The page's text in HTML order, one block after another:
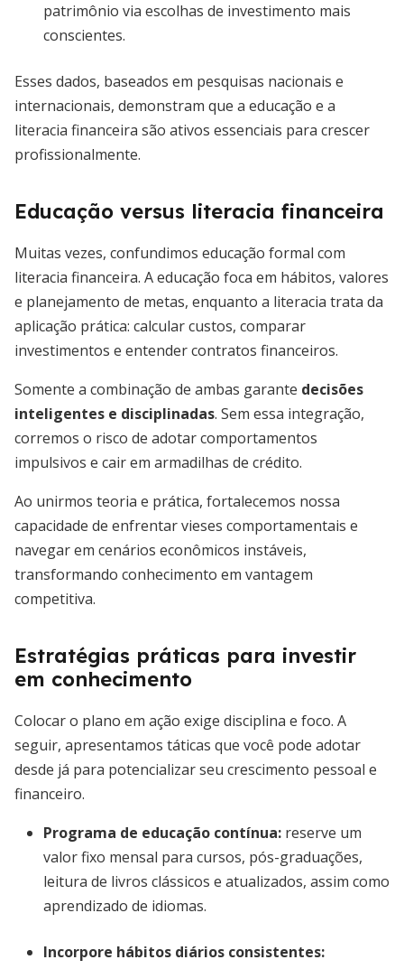
patrimônio via escolhas de investimento mais
conscientes.
Esses dados, baseados em pesquisas nacionais e
internacionais, demonstram que a educação e a
literacia financeira são ativos essenciais para crescer
profissionalmente.
Educação versus literacia financeira
Muitas vezes, confundimos educação formal com
literacia financeira. A educação foca em hábitos, valores
e planejamento de metas, enquanto a literacia trata da
aplicação prática: calcular custos, comparar
investimentos e entender contratos financeiros.
Somente a combinação de ambas garante decisões
inteligentes e disciplinadas. Sem essa integração,
corremos o risco de adotar comportamentos
impulsivos e cair em armadilhas de crédito.
Ao unirmos teoria e prática, fortalecemos nossa
capacidade de enfrentar vieses comportamentais e
navegar em cenários econômicos instáveis,
transformando conhecimento em vantagem
competitiva.
Estratégias práticas para investir
em conhecimento
Colocar o plano em ação exige disciplina e foco. A
seguir, apresentamos táticas que você pode adotar
desde já para potencializar seu crescimento pessoal e
financeiro.
Programa de educação contínua: reserve um
valor fixo mensal para cursos, pós-graduações,
leitura de livros clássicos e atualizados, assim como
aprendizado de idiomas.
Incorpore hábitos diários consistentes: